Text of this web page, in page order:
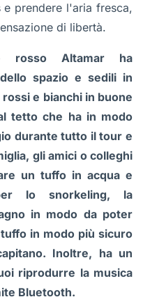
prendere l'aria fresca,
di libertà.
rosso Altamar ha
spazio e sedili in
e bianchi in buone
tetto che ha in modo
durante tutto il tour e
gli amici o colleghi
un tuffo in acqua e
lo snorkeling, la
in modo da poter
in modo più sicuro
Inoltre, ha un
riprodurre la musica
Bluetooth.